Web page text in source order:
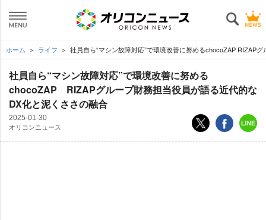
ホーム ライフ 社員自ら“マシン故障対応”で環境改善に努めるchocoZAP RIZAP
社員自ら“マシン故障対応”で環境改善に努める
chocoZAP RIZAPグループ財務担当役員が語る近代的な
DX化と泥くささの融合
2025-01-30
オリコンニュース